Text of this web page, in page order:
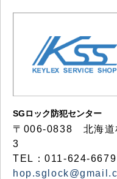
SGロック防犯センター
〒006-0838 北海道
3
TEL：011-624-